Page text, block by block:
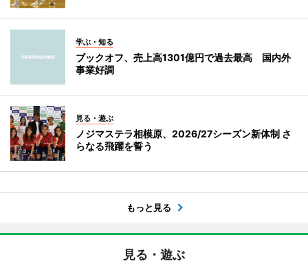
学ぶ・知る
ブックオフ、売上高1301億円で過去最高 国内外
事業好調
見る・遊ぶ
ノジマステラ相模原、2026/27シーズン新体制 さ
らなる飛躍を誓う
もっと見る
見る・遊ぶ